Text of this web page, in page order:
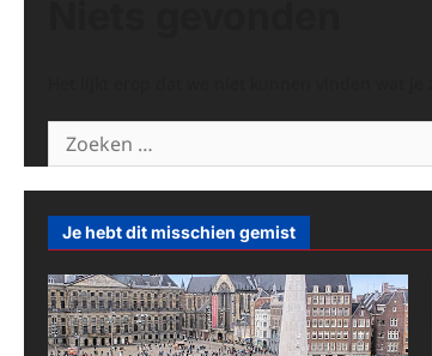
Zoeken
naar:
Je hebt dit misschien gemist